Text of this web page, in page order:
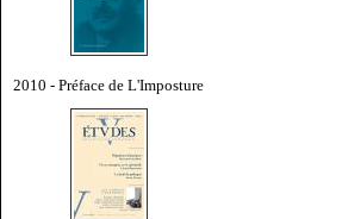
2010 - Préface de L'Imposture